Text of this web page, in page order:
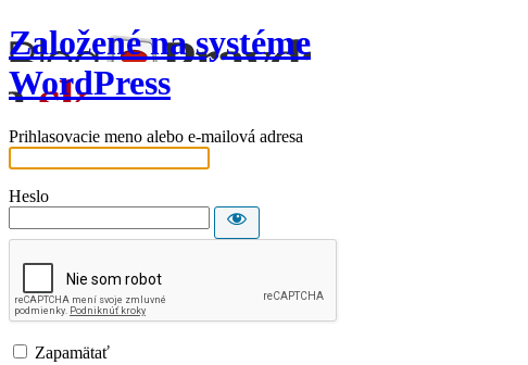
Založené na systéme
WordPress
Prihlasovacie meno alebo e-mailová adresa
Heslo
Zapamätať